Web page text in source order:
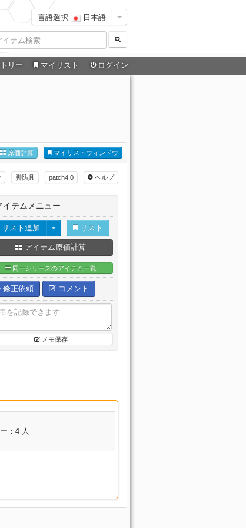
言語選択 日本語
リー マイリスト ログイン
マイリストウィンドウ
原価計算
ヘルプ
patch4.0
脚防具
イテムメニュー
リスト追加 リスト
アイテム原価計算
同一シリーズのアイテム一覧
修正依頼 コメント
メモ保存
：4 人
コンテンツ名